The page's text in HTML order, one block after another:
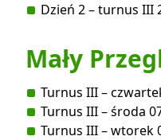
Dzień 2 – turnus III
Mały
Turnus III –
Turnus III – środa
Turnus III – wtorek